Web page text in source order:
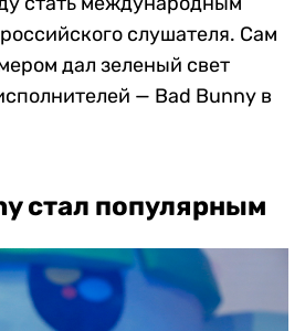
слушателя. Сам
дал зеленый свет
— Bad Bunny в
стал популярным